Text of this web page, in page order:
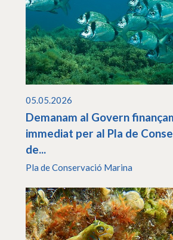
05.05.2026
Demanam al Govern
immediat per al Pla de
de...
Pla de Conservació Marina